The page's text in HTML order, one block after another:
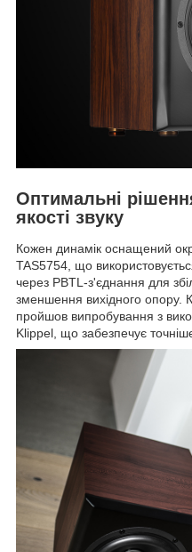
Оптимальні
якості звуку
Кожен динамік оснащений
TAS5754, що
через PBTL-з'єднання для
зменшення вихідного опору.
пройшов випробування з
Klippel, що забезпечує